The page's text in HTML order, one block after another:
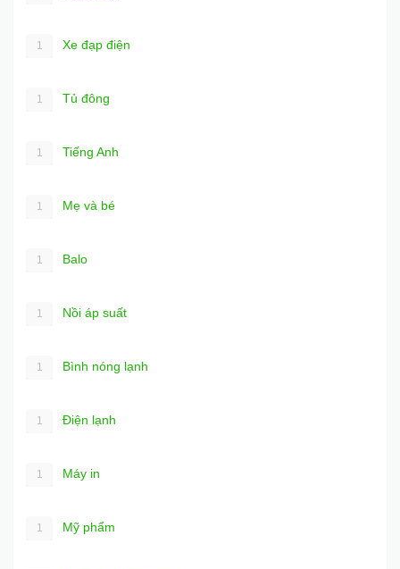
1 Xe đạp điện
1 Tủ đông
1 Tiếng Anh
1 Mẹ và bé
1 Balo
1 Nồi áp suất
1 Bình nóng lạnh
1 Điện lạnh
1 Máy in
1 Mỹ phẩm